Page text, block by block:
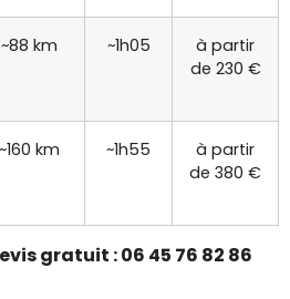
~88 km ~1h05
à partir
de 230 €
~160 km ~1h55
à partir
de 380 €
gratuit : 06 45 76 82 86